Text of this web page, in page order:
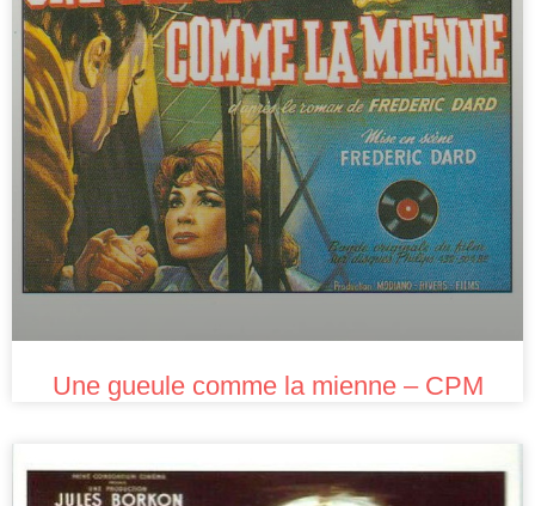
Une gueule comme la mienne – CPM